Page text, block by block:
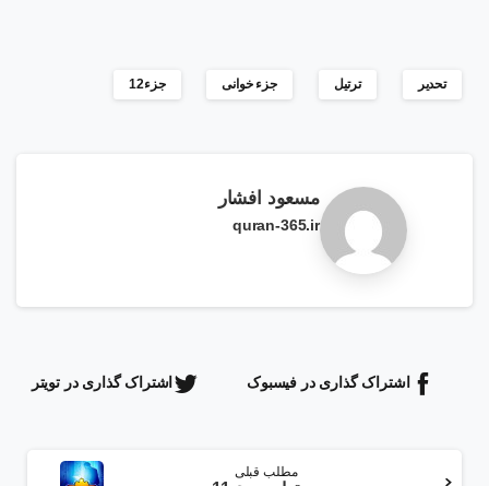
تحدیر ترتیل جزء خوانی جزء12
مسعود افشار
quran-365.ir
اشتراک گذاری در فیسبوک اشتراک گذاری در تویتر
مطلب قبلی